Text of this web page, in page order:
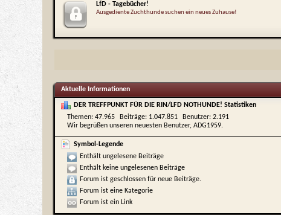
LfD - Tagebücher!
Ausgediente Zuchthunde suchen ein neues Zuhause!
Aktuelle Informationen
DER TREFFPUNKT FÜR DIE RIN/LFD NOTHUNDE! Statistiken
Themen 47.965 Beiträge 1.047.851 Benutzer 2.191
Wir begrüßen unseren neuesten Benutzer, ADG1959.
Symbol-Legende
Enthält ungelesene Beiträge
Enthält keine ungelesenen Beiträge
Forum ist geschlossen für neue Beiträge.
Forum ist eine Kategorie
Forum ist ein Link